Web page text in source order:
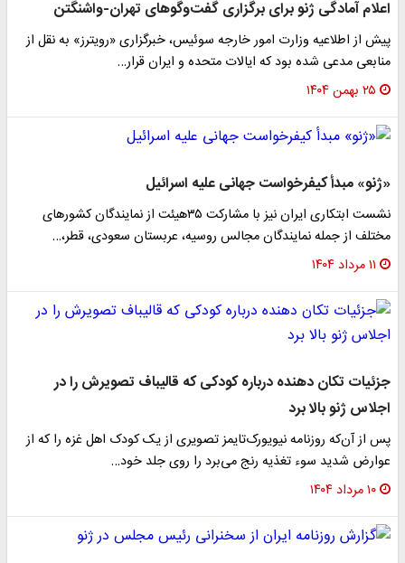
اعلام آمادگی ژنو برای برگزاری گفت‌وگوهای تهران-واشنگتن
پیش از اطلاعیه وزارت امور خارجه سوئیس، خبرگزاری «رویترز» به نقل از
منابعی مدعی شده بود که ایالات متحده و ایران قرار…
۲۵ بهمن ۱۴۰۴
«ژنو» مبدأ کیفرخواست جهانی علیه اسرائیل
نشست ابتکاری ایران نیز با مشارکت ۳۵هیئت از نمایندگان کشور‌های
مختلف از جمله نمایندگان مجالس روسیه، عربستان سعودی، قطر،…
۱۱ مرداد ۱۴۰۴
جزئیات تکان دهنده‌ درباره کودکی که قالیباف تصویرش را در
اجلاس ژنو بالا برد
پس از آن‌که روزنامه نیویورک‌تایمز تصویری از یک کودک اهل غزه را که از
عوارض شدید سوء تغذیه رنج می‌برد را روی جلد خود…
۱۰ مرداد ۱۴۰۴